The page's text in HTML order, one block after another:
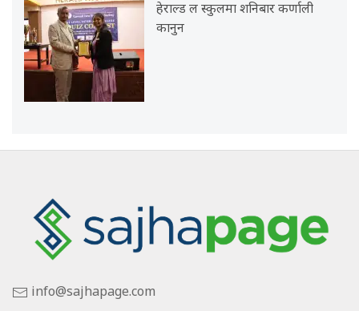
हेराल्ड ल स्कुलमा शनिबार कर्णाली
कानुन
info@sajhapage.com